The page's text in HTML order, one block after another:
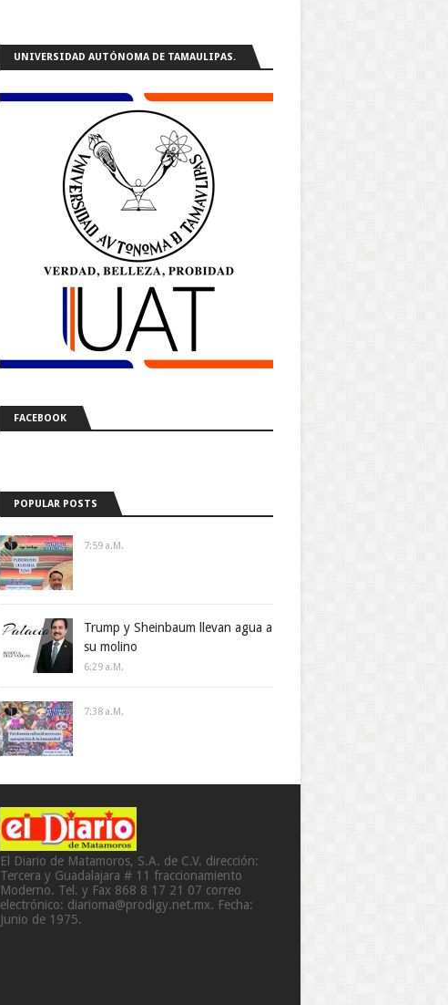
UNIVERSIDAD AUTÓNOMA DE TAMAULIPAS.
FACEBOOK
POPULAR POSTS
7:59 A.m.
Trump y Sheinbaum llevan agua a
su molino
6:29 A.m.
7:38 A.m.
El Diario de Matamoros, S.A. de C.V. dirección:
Tercera y Guadalajara # 11 fraccionamiento
Moderno. Tel. y Fax 868 8 17 21 07 correo
electrónico: diarioma@prodigy.net.mx. Fecha:
Junio de 1975.